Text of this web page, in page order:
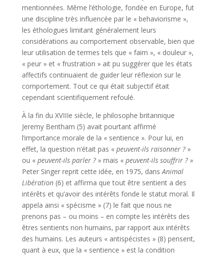
mentionnées. Même l’éthologie, fondée en Europe, fut
une discipline très influencée par le « behaviorisme »,
les éthologues limitant généralement leurs
considérations au comportement observable, bien que
leur utilisation de termes tels que « faim », « douleur »,
« peur » et « frustration » ait pu suggérer que les états
affectifs continuaient de guider leur réflexion sur le
comportement. Tout ce qui était subjectif était
cependant scientifiquement refoulé.
À la fin du XVIIIe siècle, le philosophe britannique
Jeremy Bentham (5) avait pourtant affirmé
l’importance morale de la « sentience ». Pour lui, en
effet, la question n’était pas « peuvent-ils raisonner ?»
ou « peuvent-ils parler ?» mais « peuvent-ils souffrir ?»
Peter Singer reprit cette idée, en 1975, dansAnimal
Libération(6) et affirma que tout être sentient a des
intérêts et qu’avoir des intérêts fonde le statut moral. Il
appela ainsi « spécisme » (7) le fait que nous ne
prenons pas – ou moins – en compte les intérêts des
êtres sentients non humains, par rapport aux intérêts
des humains. Les auteurs « antispécistes » (8) pensent,
quant à eux, que la « sentience » est la condition